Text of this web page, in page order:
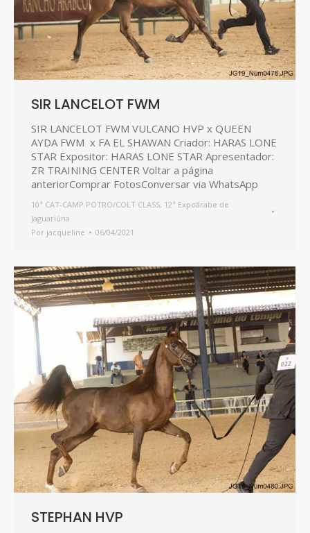
SIR LANCELOT FWM
SIR LANCELOT FWM VULCANO HVP x QUEEN
AYDA FWM x FA EL SHAWAN Criador: HARAS LONE
STAR Expositor: HARAS LONE STAR Apresentador:
ZR TRAINING CENTER Voltar a página
anteriorComprar FotosConversar via WhatsApp
10ª CAT-CAMP POTRO/COLT CLASS, 12ª Expoárabe de
Jaguariúna
Por jacqueline 06/04/2021
STEPHAN HVP